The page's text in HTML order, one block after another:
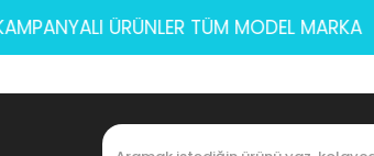
KAMPANYALI ÜRÜNLER TÜM MODEL